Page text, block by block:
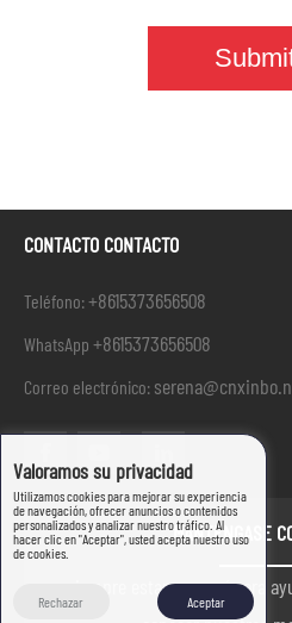
CONTACTO CONTACTO
Teléfono:+8615373656508
WhatsApp +8615373656508
Correo electrónico:
MANTÉNGASE
siempre estamos aquí para
Valoramos su privacidad
Utilizamos cookies para mejorar su experiencia
de navegación, ofrecer anuncios o contenidos
personalizados y analizar nuestro tráfico. Al
hacer clic en "Aceptar", usted acepta nuestro uso
de cookies.
Rechazar Aceptar